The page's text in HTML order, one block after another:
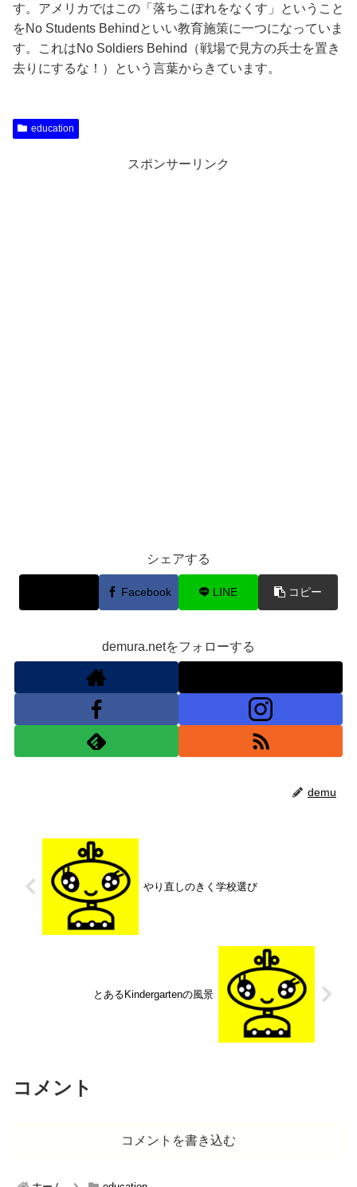
す。アメリカではこの「落ちこぼれをなくす」ということ
をNo Students Behindといい教育施策に一つになっていま
す。これはNo Soldiers Behind（戦場で見方の兵士を置き
去りにするな！）という言葉からきています。
education
スポンサーリンク
シェアする
Facebook LINE コピー
demura.netをフォローする
demu
やり直しのきく学校選び
とあるKindergartenの風景
コメント
コメントを書き込む